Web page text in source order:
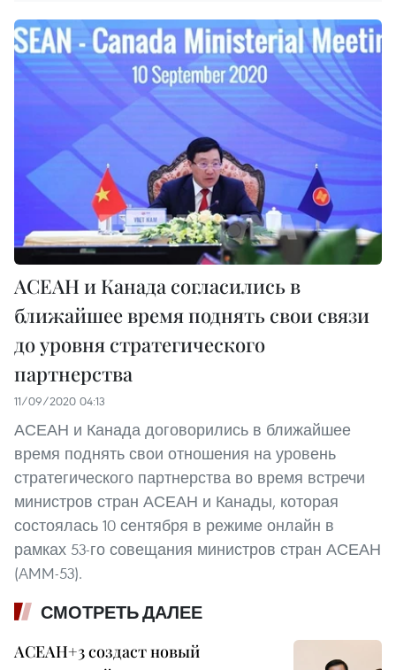
АСЕАН и Канада согласились в
ближайшее время поднять свои связи
до уровня стратегического
партнерства
11/09/2020 04:13
АСЕАН и Канада договорились в ближайшее
время поднять свои отношения на уровень
стратегического партнерства во время встречи
министров стран АСЕАН и Канады, которая
состоялась 10 сентября в режиме онлайн в
рамках 53-го совещания министров стран АСЕАН
(AMM-53).
СМОТРЕТЬ ДАЛЕЕ
АСЕАН+3 создаст новый